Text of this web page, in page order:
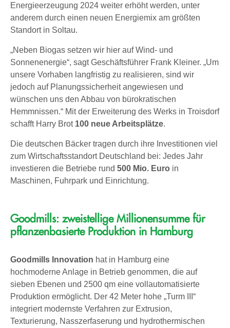
Energieerzeugung 2024 weiter erhöht werden, unter
anderem durch einen neuen Energiemix am größten
Standort in Soltau.
„Neben Biogas setzen wir hier auf Wind- und
Sonnenenergie“, sagt Geschäftsführer Frank Kleiner. „Um
unsere Vorhaben langfristig zu realisieren, sind wir
jedoch auf Planungssicherheit angewiesen und
wünschen uns den Abbau von bürokratischen
Hemmnissen.“ Mit der Erweiterung des Werks in Troisdorf
schafft Harry Brot 100 neue Arbeitsplätze.
Die deutschen Bäcker tragen durch ihre Investitionen viel
zum Wirtschaftsstandort Deutschland bei: Jedes Jahr
investieren die Betriebe rund 500 Mio. Euro in
Maschinen, Fuhrpark und Einrichtung.
Goodmills: zweistellige Millionensumme für
pflanzenbasierte Produktion in Hamburg
Goodmills Innovation hat in Hamburg eine
hochmoderne Anlage in Betrieb genommen, die auf
sieben Ebenen und 2500 qm eine vollautomatisierte
Produktion ermöglicht. Der 42 Meter hohe „Turm III“
integriert modernste Verfahren zur Extrusion,
Texturierung, Nasszerfaserung und hydrothermischen